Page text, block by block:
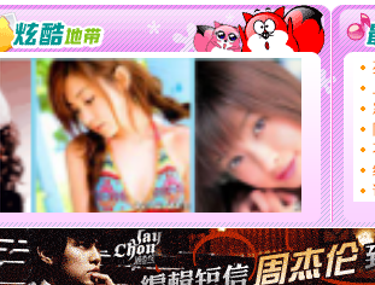
[春节]风
颜！冬
道一声平
[春节]
传
片叶子
送你一
[圣诞节]
你太多
要平安
[圣诞节]
能正大
天都要快
[圣诞节]
如意,快